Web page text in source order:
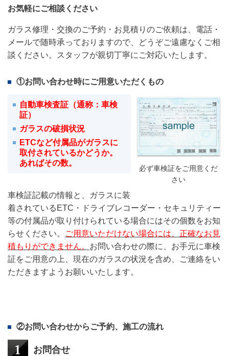
お気軽にご相談ください
ガラス修理・交換のご予約・お見積りのご依頼は、電話・
メールで随時承っておりますので、どうぞご遠慮なくご相
談ください。スタッフが親切丁寧にご対応いたします。
①お問い合わせ時にご用意いただくもの
必ず車検証をご用意くだ
さい
自動車検査証（通称：車検
証）
ガラスの破損状況
ETCなど付属品がガラスに
取付されているかどうか。
あればその数。
車検証記載の情報と、ガラスに装
着されているETC・ドライブレコーダー・セキュリティー
等の付属品が取り付けられている場合にはその個数をお知
らせください。
ご用意いただけない場合には、正確なお見
積もりができません。 お問い合わせの際に、お手元に車検
証をご用意の上、現在のガラスの状況を含め、ご連絡をい
ただきますようお願いいたします。
②お問い合わせからご予約、施工の流れ
お問合せ